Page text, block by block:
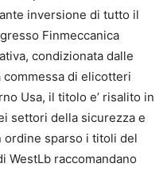
inversione di tutto il
Finmeccanica
condizionata dalle
di elicotteri
Usa, il titolo e’ risalito in
settori della sicurezza e
ordine sparso i titoli del
WestLb raccomandano